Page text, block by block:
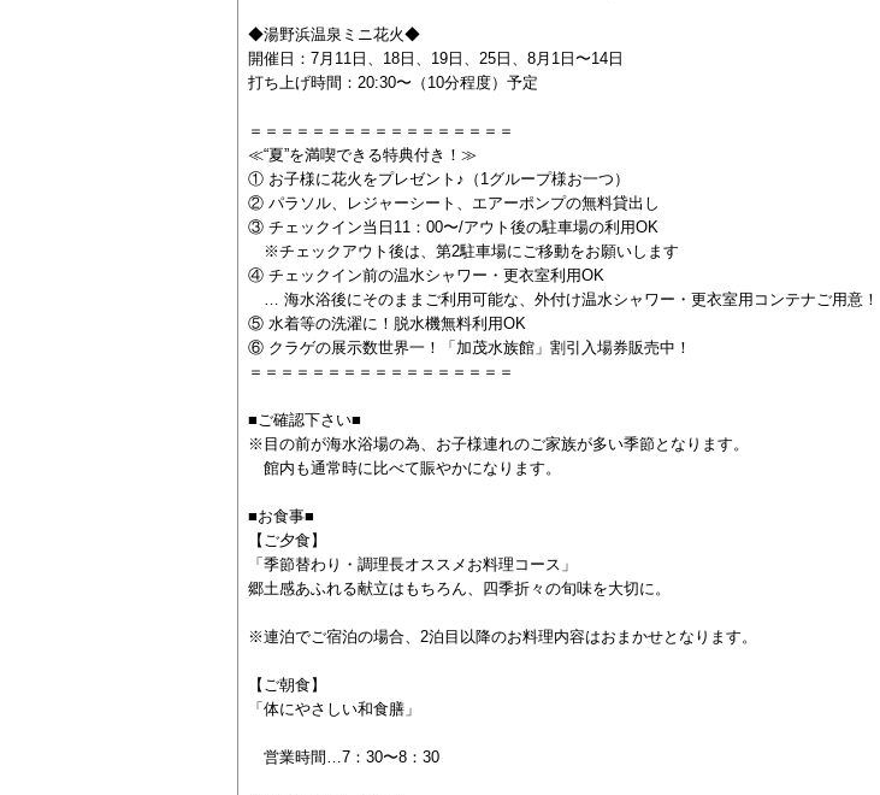
◆湯野浜温泉ミニ花火◆
開催日：7月11日、18日、19日、25日、8月1日〜14日
打ち上げ時間：20:30〜（10分程度）予定
＝＝＝＝＝＝＝＝＝＝＝＝＝＝＝＝＝
≪“夏”を満喫できる特典付き！≫
① お子様に花火をプレゼント♪（1グループ様お一つ）
② パラソル、レジャーシート、エアーポンプの無料貸出し
③ チェックイン当日11：00〜/アウト後の駐車場の利用OK
※チェックアウト後は、第2駐車場にご移動をお願いします
④ チェックイン前の温水シャワー・更衣室利用OK
… 海水浴後にそのままご利用可能な、外付け温水シャワー・更衣室用コンテナご用意！
⑤ 水着等の洗濯に！脱水機無料利用OK
⑥ クラゲの展示数世界一！「加茂水族館」割引入場券販売中！
＝＝＝＝＝＝＝＝＝＝＝＝＝＝＝＝＝
■ご確認下さい■
※目の前が海水浴場の為、お子様連れのご家族が多い季節となります。
館内も通常時に比べて賑やかになります。
■お食事■
【ご夕食】
「季節替わり・調理長オススメお料理コース」
郷土感あふれる献立はもちろん、四季折々の旬味を大切に。
※連泊でご宿泊の場合、2泊目以降のお料理内容はおまかせとなります。
【ご朝食】
「体にやさしい和食膳」
営業時間…7：30〜8：30